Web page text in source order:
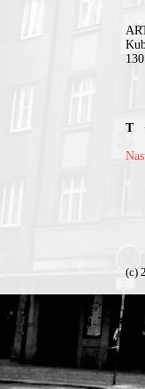
T
(c)